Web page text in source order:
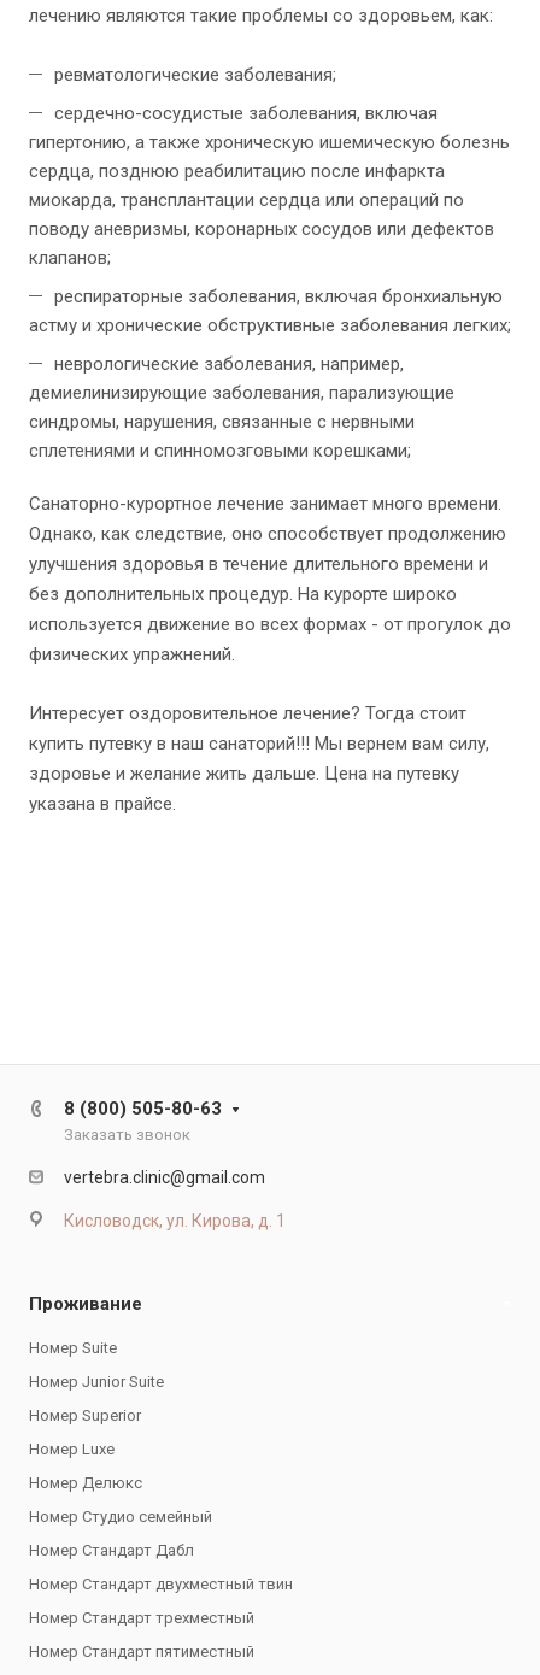
лечению являются такие проблемы со здоровьем, как:
ревматологические заболевания;
сердечно-сосудистые заболевания, включая
гипертонию, а также хроническую ишемическую болезнь
сердца, позднюю реабилитацию после инфаркта
миокарда, трансплантации сердца или операций по
поводу аневризмы, коронарных сосудов или дефектов
клапанов;
респираторные заболевания, включая бронхиальную
астму и хронические обструктивные заболевания легких;
неврологические заболевания, например,
демиелинизирующие заболевания, парализующие
синдромы, нарушения, связанные с нервными
сплетениями и спинномозговыми корешками;
Санаторно-курортное лечение занимает много времени.
Однако, как следствие, оно способствует продолжению
улучшения здоровья в течение длительного времени и
без дополнительных процедур. На курорте широко
используется движение во всех формах - от прогулок до
физических упражнений.
Интересует оздоровительное лечение? Тогда стоит
купить путевку в наш санаторий!!! Мы вернем вам силу,
здоровье и желание жить дальше. Цена на путевку
указана в прайсе.
8 (800) 505-80-63
Заказать звонок
vertebra.clinic@gmail.com
Кисловодск, ул. Кирова, д. 1
Проживание
Номер Suite
Номер Junior Suite
Номер Superior
Номер Luxe
Номер Делюкс
Номер Студио семейный
Номер Стандарт Дабл
Номер Стандарт двухместный твин
Номер Стандарт трехместный
Номер Стандарт пятиместный